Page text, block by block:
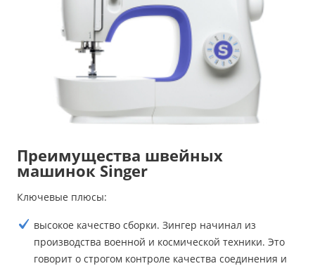
Преимущества швейных
машинок Singer
Ключевые плюсы:
высокое качество сборки. Зингер начинал из
производства военной и космической техники. Это
говорит о строгом контроле качества соединения и